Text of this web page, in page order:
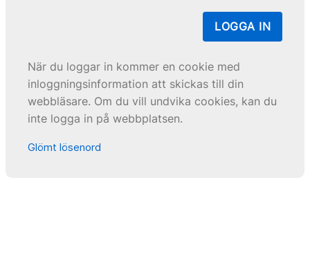
LOGGA IN
När du loggar in kommer en cookie med
inloggningsinformation att skickas till din
webbläsare. Om du vill undvika cookies, kan du
inte logga in på webbplatsen.
Glömt lösenord